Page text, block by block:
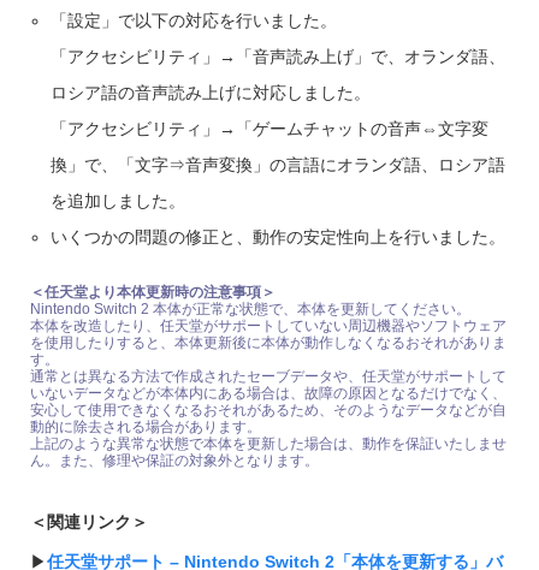
「設定」で以下の対応を行いました。
「アクセシビリティ」→「音声読み上げ」で、オランダ語、
ロシア語の音声読み上げに対応しました。
「アクセシビリティ」→「ゲームチャットの音声⇔文字変
換」で、「文字⇒音声変換」の言語にオランダ語、ロシア語
を追加しました。
いくつかの問題の修正と、動作の安定性向上を行いました。
＜任天堂より本体更新時の注意事項＞
Nintendo Switch 2 本体が正常な状態で、本体を更新してください。
本体を改造したり、任天堂がサポートしていない周辺機器やソフトウェア
を使用したりすると、本体更新後に本体が動作しなくなるおそれがありま
す。
通常とは異なる方法で作成されたセーブデータや、任天堂がサポートして
いないデータなどが本体内にある場合は、故障の原因となるだけでなく、
安心して使用できなくなるおそれがあるため、そのようなデータなどが自
動的に除去される場合があります。
上記のような異常な状態で本体を更新した場合は、動作を保証いたしませ
ん。また、修理や保証の対象外となります。
＜関連リンク＞
▶︎任天堂サポート – Nintendo Switch 2「本体を更新する」バ